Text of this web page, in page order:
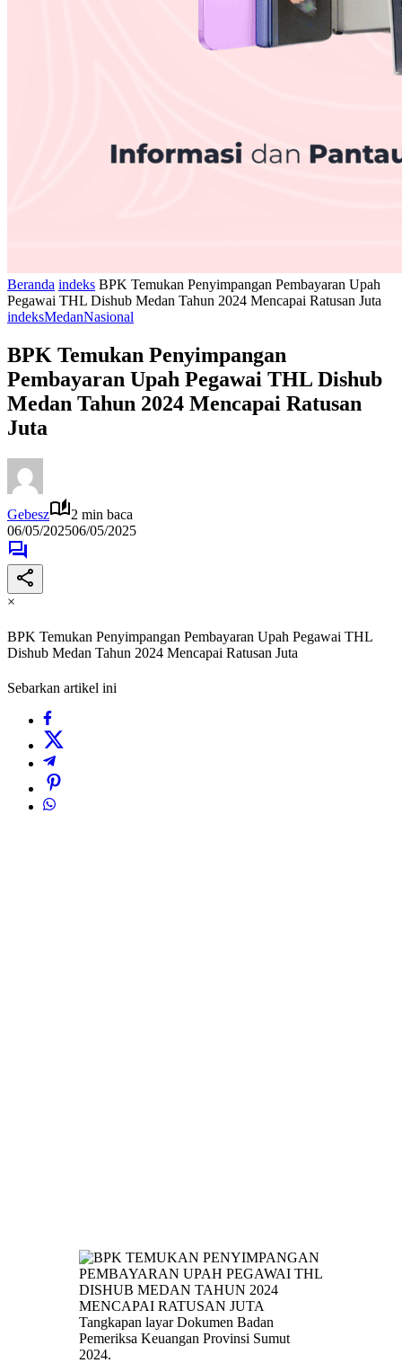
Beranda indeks BPK Temukan Penyimpangan Pembayaran Upah
Pegawai THL Dishub Medan Tahun 2024 Mencapai Ratusan Juta
indeksMedanNasional
BPK Temukan Penyimpangan
Pembayaran Upah Pegawai THL Dishub
Medan Tahun 2024 Mencapai Ratusan
Juta
Gebesz
2 min baca
06/05/202506/05/2025
×
BPK Temukan Penyimpangan Pembayaran Upah Pegawai THL
Dishub Medan Tahun 2024 Mencapai Ratusan Juta
Sebarkan artikel ini
Tangkapan layar Dokumen Badan
Pemeriksa Keuangan Provinsi Sumut
2024.